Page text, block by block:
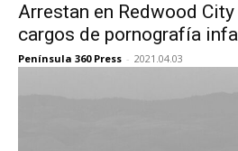
Arrestan en Redwood
cargos de pornografía
Península 360 Press - 2021.04.03